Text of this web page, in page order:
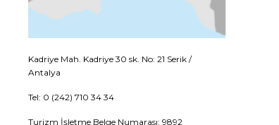
Kadriye Mah. Kadriye 30 sk. No: 21 Serik /
Antalya
Tel: 0 (242) 710 34 34
Turizm İşletme Belge Numarası: 9892